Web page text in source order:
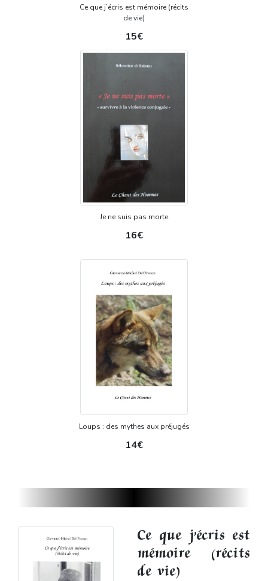
Ce que j’écris est mémoire (récits
de vie)
15€
Je ne suis pas morte
16€
Loups : des mythes aux préjugés
14€
Ce que j’écris est
mémoire (récits
de vie)